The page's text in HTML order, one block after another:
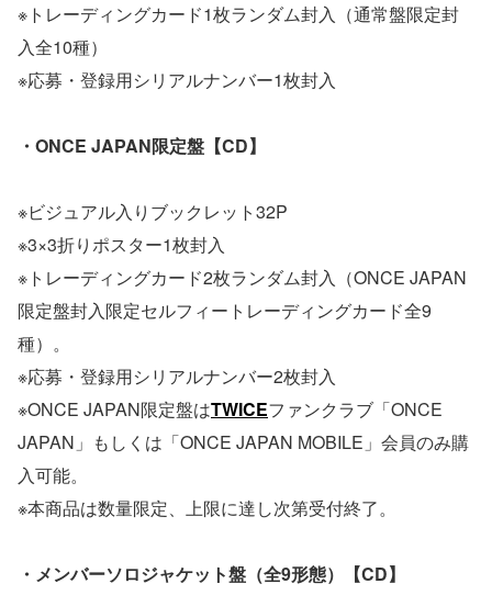
※トレーディングカード1枚ランダム封入（通常盤限定封
入全10種）
※応募・登録用シリアルナンバー1枚封入
・ONCE JAPAN限定盤【CD】
※ビジュアル入りブックレット32P
※3×3折りポスター1枚封入
※トレーディングカード2枚ランダム封入（ONCE JAPAN
限定盤封入限定セルフィートレーディングカード全9
種）。
※応募・登録用シリアルナンバー2枚封入
※ONCE JAPAN限定盤はTWICEファンクラブ「ONCE
JAPAN」もしくは「ONCE JAPAN MOBILE」会員のみ購
入可能。
※本商品は数量限定、上限に達し次第受付終了。
・メンバーソロジャケット盤（全9形態）【CD】